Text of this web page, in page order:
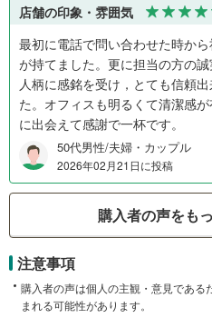
店舗の印象・雰囲気
最初に電話で問い合わせた時か
が持てました。更に担当の方の
人柄に感銘を受け，とても信頼
た。オフィスも明るくて清潔感
に出会えて感謝で一杯です。
50代男性/夫婦・カップル
2026年02月21日に投稿
購入者の声をも
注意事項
購入者の声は個人の主観・意見であ
まれる可能性があります。